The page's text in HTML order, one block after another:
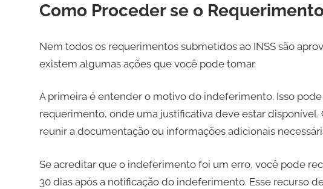
Como Proceder se o
Nem todos os requerimentos submetidos ao INSS são
existem algumas ações que você pode tomar.
A primeira é entender o motivo do indeferimento. Isso
requerimento, onde uma justificativa deve estar
reunir a documentação ou informações adicionais
Se acreditar que o indeferimento foi um erro, você pode
30 dias após a notificação do indeferimento. Esse recurso